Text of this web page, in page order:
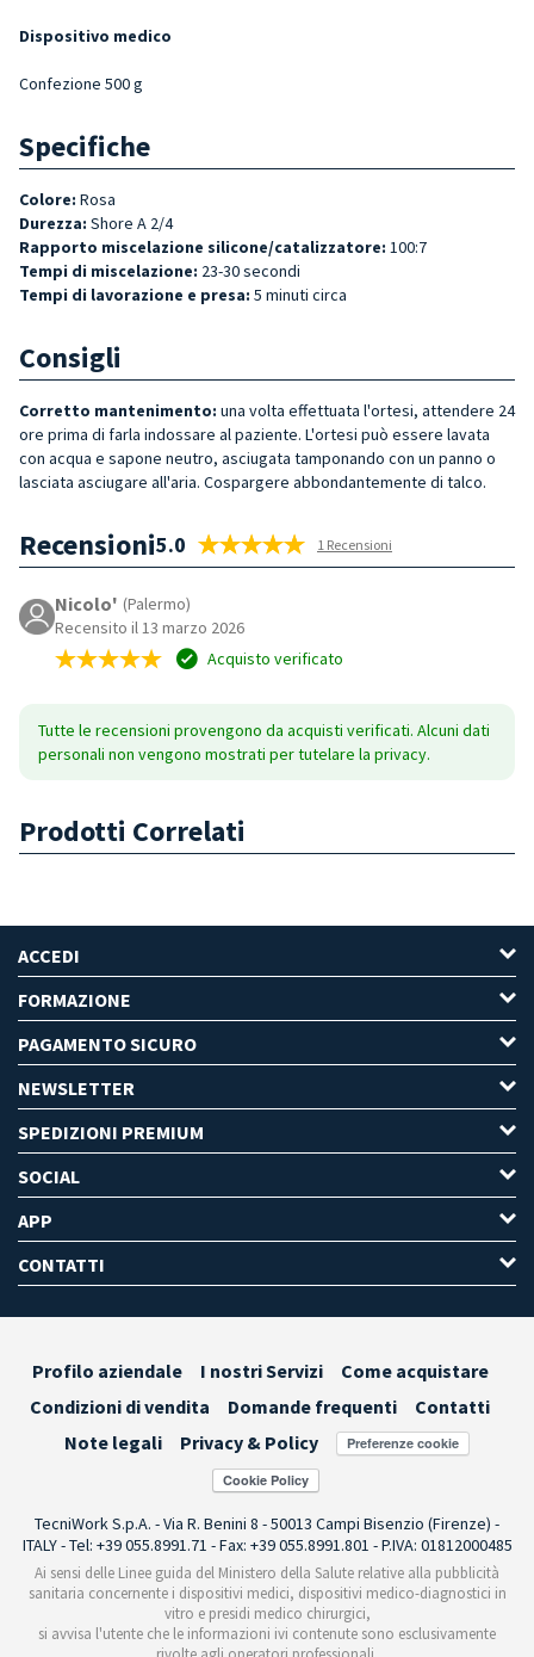
Dispositivo medico
Confezione 500 g
Specifiche
Colore: Rosa
Durezza: Shore A 2/4
Rapporto miscelazione silicone/catalizzatore: 100:7
Tempi di miscelazione: 23-30 secondi
Tempi di lavorazione e presa: 5 minuti circa
Consigli
Corretto mantenimento: una volta effettuata l'ortesi, attendere 24
ore prima di farla indossare al paziente. L'ortesi può essere lavata
con acqua e sapone neutro, asciugata tamponando con un panno o
lasciata asciugare all'aria. Cospargere abbondantemente di talco.
Recensioni5.0 1 Recensioni
Nicolo' (Palermo)
Recensito il 13 marzo 2026
Acquisto verificato
Tutte le recensioni provengono da acquisti verificati. Alcuni dati
personali non vengono mostrati per tutelare la privacy.
Prodotti Correlati
ACCEDI
FORMAZIONE
PAGAMENTO SICURO
NEWSLETTER
SPEDIZIONI PREMIUM
SOCIAL
APP
CONTATTI
Profilo aziendale I nostri Servizi
Come acquistare
Condizioni di vendita
Domande frequenti
Contatti
Note legali
Privacy & Policy Preferenze cookie
TecniWork S.p.A. - Via R. Benini 8 - 50013 Campi Bisenzio (Firenze) -
ITALY - Tel: +39 055.8991.71 - Fax: +39 055.8991.801 - P.IVA: 01812000485
Ai sensi delle Linee guida del Ministero della Salute relative alla pubblicità
sanitaria concernente i dispositivi medici, dispositivi medico-diagnostici in
vitro e presidi medico chirurgici,
si avvisa l'utente che le informazioni ivi contenute sono esclusivamente